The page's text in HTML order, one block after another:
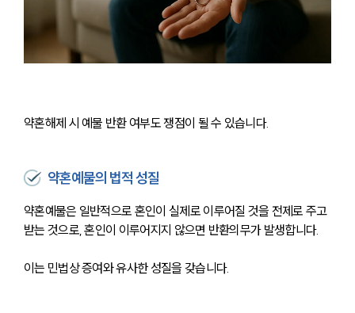
약혼해제 시 예물 반환 여부도 쟁점이 될 수 있습니다.
약혼예물의 법적 성질
약혼예물은 일반적으로 혼인이 실제로 이루어질 것을 전제로 주고
받는 것으로, 혼인이 이루어지지 않으면 반환의무가 발생합니다.
이는 민법상 증여와 유사한 성질을 갖습니다.